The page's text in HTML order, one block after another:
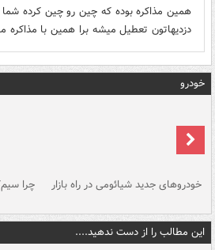
همین مذاکره بوده که چین رو چین کرده شما
دزدیهاتون تعطیل میشه برا همین با مذاکره
خودرو
خودروهای جدید شیائومی در راه بازار چرا
این مطالب را از دست ندهید....